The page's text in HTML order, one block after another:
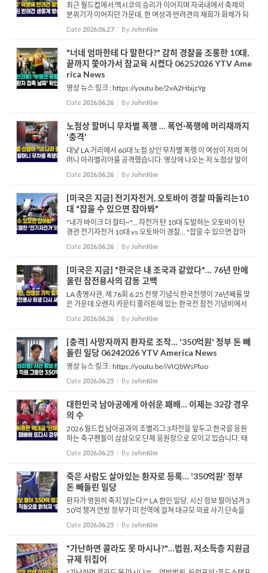
최근 월드컵에서 멕시코의 승리가 이어지며 자국내에서 축제의
분위기가 이어지던 가운데, 한 여성과 반려견의 재회가 화제가 되
고 있습니다. 알레한드라 가르시아는 6살된 반려견 고르다가 실종
된 후 한 달 동안 찾아 헤맸습니다. 하지만 6월 24일 2026 FIFA ...
Date 2026.06.27 By JohnKim
"너네 엄마한테 다 말한다?" 감히 경찰을 조롱한 10대,
끝까지 쫓아가서 참교육 시켰다 06252026 YTV Ame
rica News
영상 뉴스 링크 : https://youtu.be/2vA2HbijzYg
Date 2026.06.26 By JohnKim
노점상 할머니 무차별 폭행 … 폭언·폭행에 머리채까지
'충격'
대낮 LA 거리에서 60대 노점 상인 무차별 폭행 이 여성이 저의 어
머니 아라벨리아를 공격했습니다. 영상에 나오는 저 노점상 말이
죠. 그녀는 어머니에게 다가와 위협하며 돈을 뜯어내려 했고, 거리
에서 장사하려면 허가증이 필요하다고...
Date 2026.06.26 By JohnKim
[미국은 지금] 전기자전거, 오토바이 경찰 따돌리는10
대 "잡을 수 있으면 잡아봐"
"내가 바이크 더 잘타~"... 자전거 탄 10대 도발하는 오토바이 탄
경관 전기자전거 10대 vs 오토바이 경찰... "잡을 수 있으면 잡아
봐" 오렌지시에서 한 오토바이 경찰관과 전기 자전거를 탄 십대의
추격전이 담긴 영상이 공개됐습니다. 영상 속에서 경관은 전...
Date 2026.06.26 By JohnKim
[미국은 지금] "한국은 내 조국과 같았다"… 76년 만에
울린 참전용사의 감동 고백
LA 총영사관, 제 76회 6.25 전쟁 기념식 한국전쟁이 76년째를 맞
은 가운데 오렌지 카운티 풀러튼에 있는 한국전 참전 기념비에서
는 이를 기념하는 행사가 열렸습니다. LA 총영사관의 주관으로 열
린 행사에는 미군 참전 용사와 가족에게 평화의 사도...
Date 2026.06.26 By JohnKim
[충격] 사망자까지 환자로 조작… '350억원' 정부 돈 빼
돌린 일당 06242026 YTV America News
영상 뉴스 링크 : https://youtu.be/iVIQbWsPluo
Date 2026.06.25 By JohnKim
대한민국 남아공에게 아쉬운 패배… 이제는 32강 경우
의 수
2026 월드컵 남아공과의 조별리그 3차전을 앞두고 한국을 응원
하는 축구팬들이 삼삼오오 단체 응원장으로 모이고 있습니다. 태
극기를 들고 현장을 찾은 외국인 태극기 모양의 스티커를 얼굴에
붙이는 귀여운 꼬마 응원단 태극기를 몸에 두른 한인 남성 붉은색
Date 2026.06.25 By JohnKim
죽은 사람도 살아있는 환자로 등록… '350억원' 정부
돈 빼돌린 일당
환자가 영원히 죽지 않는다?" LA 한인 일당, 시신 정보 팔아넘겨 3
50억 챙겨 연방 정부가 미 전역에 걸쳐 대규모 의료 사기 단속을
벌여 피의자 수백 명을 적발한 가운데, LA 지역에서는 한인을 포함
한 호스피스 사기 연루자 3명이 기소됐습니다. 2,700만 달러...
Date 2026.06.25 By JohnKim
"가난하면 콜라도 못 마시나?"…법원, 저소득층 지원금
규제 뒤집어